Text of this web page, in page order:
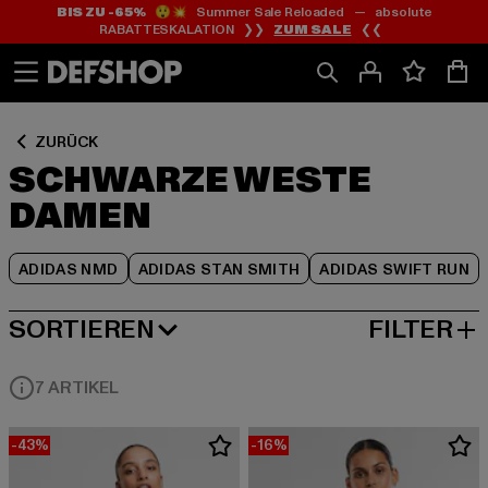
Zum
Inhalt
springen
Zum
Fußzeile
springen
BIS ZU -65%😲💥 Summer Sale Reloaded — absolute
RABATTESKALATION ❯❯ ZUM SALE ❮❮
ZURÜCK
SCHWARZE WESTE
DAMEN
ADIDAS NMD ADIDAS STAN SMITH ADIDAS SWIFT RUN
Zum
Produktraster
springen
SORTIEREN
NEUESTE FILTER
7 ARTIKEL
-43% -16%